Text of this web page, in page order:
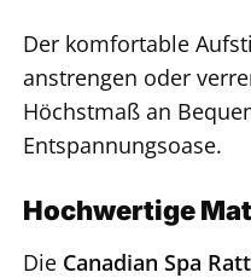
Der komfortable
anstrengen oder
Höchstmaß an
Entspannungsoase.
Hochwertige
Die Canadian Spa